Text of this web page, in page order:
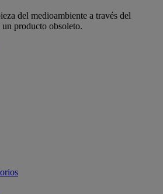
del medioambiente a través del
producto obsoleto.